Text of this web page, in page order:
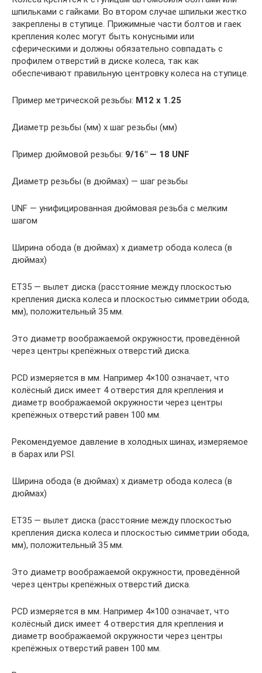
шпильками с гайками. Во втором случае шпильки жестко
закреплены в ступице. Прижимные части болтов и гаек
крепления колес могут быть конусными или
сферическими и должны обязательно совпадать с
профилем отверстий в диске колеса, так как
обеспечивают правильную центровку колеса на ступице.
Пример метрической резьбы: M12 x 1.25
Диаметр резьбы (мм) x шаг резьбы (мм)
Пример дюймовой резьбы: 9/16″ — 18 UNF
Диаметр резьбы (в дюймах) — шаг резьбы
UNF — унифицированная дюймовая резьба с мелким
шагом
Ширина обода (в дюймах) x диаметр обода колеса (в
дюймах)
ET35 — вылет диска (расстояние между плоскостью
крепления диска колеса и плоскостью симметрии обода,
мм), положительный 35 мм.
Это диаметр воображаемой окружности, проведённой
через центры крепёжных отверстий диска.
PCD измеряется в мм. Например 4×100 означает, что
колёсный диск имеет 4 отверстия для крепления и
диаметр воображаемой окружности через центры
крепёжных отверстий равен 100 мм.
Рекомендуемое давление в холодных шинах, измеряемое
в барах или PSI.
Ширина обода (в дюймах) x диаметр обода колеса (в
дюймах)
ET35 — вылет диска (расстояние между плоскостью
крепления диска колеса и плоскостью симметрии обода,
мм), положительный 35 мм.
Это диаметр воображаемой окружности, проведённой
через центры крепёжных отверстий диска.
PCD измеряется в мм. Например 4×100 означает, что
колёсный диск имеет 4 отверстия для крепления и
диаметр воображаемой окружности через центры
крепёжных отверстий равен 100 мм.